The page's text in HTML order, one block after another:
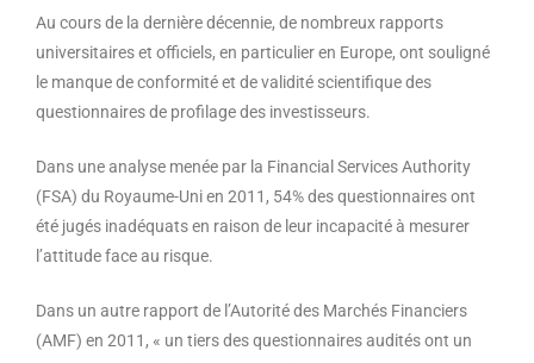
Au cours de la dernière décennie, de nombreux rapports
universitaires et officiels, en particulier en Europe, ont souligné
le manque de conformité et de validité scientifique des
questionnaires de profilage des investisseurs.
Dans une analyse menée par la Financial Services Authority
(FSA) du Royaume-Uni en 2011, 54% des questionnaires ont
été jugés inadéquats en raison de leur incapacité à mesurer
l’attitude face au risque.
Dans un autre rapport de l’Autorité des Marchés Financiers
(AMF) en 2011, « un tiers des questionnaires audités ont un